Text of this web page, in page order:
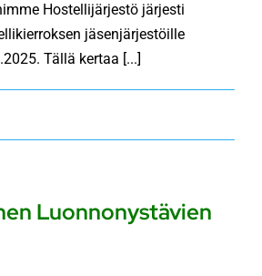
Hostellijärjestö järjesti
jäsenjärjestöille
Tällä kertaa [...]
Luonnonystävien